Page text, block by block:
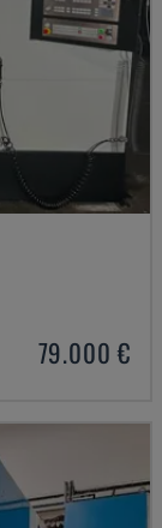
79.000 €